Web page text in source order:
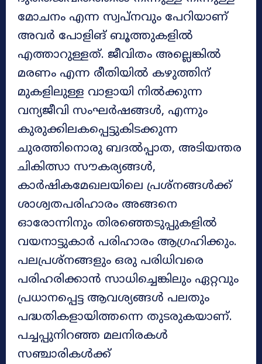
മോചനം എന്ന സ്വപ്‌നവും പേറിയാണ്
അവര്‍ പോളിങ് ബൂത്തുകളില്‍
എത്താറുള്ളത്. ജീവിതം അല്ലെങ്കില്‍
മരണം എന്ന രീതിയില്‍ കഴുത്തിന്
മുകളിലുള്ള വാളായി നില്‍ക്കുന്ന
വന്യജീവി സംഘര്‍ഷങ്ങള്‍, എന്നും
കുരുക്കിലകപ്പെട്ടുകിടക്കുന്ന
ചുരത്തിനൊരു ബദല്‍പ്പാത, അടിയന്തര
ചികിത്സാ സൗകര്യങ്ങള്‍,
കാര്‍ഷികമേഖലയിലെ പ്രശ്‌നങ്ങള്‍ക്ക്
ശാശ്വതപരിഹാരം അങ്ങനെ
ഓരോന്നിനും തിരഞ്ഞെടുപ്പുകളില്‍
വയനാട്ടുകാര്‍ പരിഹാരം ആഗ്രഹിക്കും.
പലപ്രശ്‌നങ്ങളും ഒരു പരിധിവരെ
പരിഹരിക്കാന്‍ സാധിച്ചെങ്കിലും ഏറ്റവും
പ്രധാനപ്പെട്ട ആവശ്യങ്ങള്‍ പലതും
പദ്ധതികളായിത്തന്നെ തുടരുകയാണ്.
പച്ചപ്പുനിറഞ്ഞ മലനിരകള്‍
സഞ്ചാരികള്‍ക്ക്